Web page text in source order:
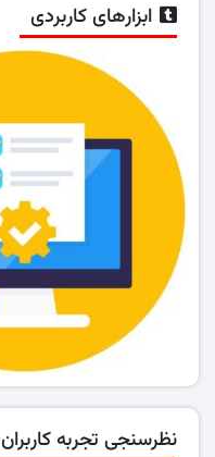
ابزارهای کاربردی
نظرسنجی تجربه کاربران